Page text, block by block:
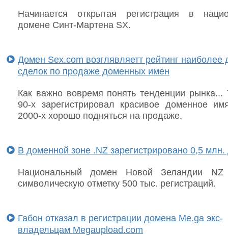
Начинается открытая регистрация в
домене Синт-Мартена SX.
Домен Sex.com возглявляетт рейтинг наиболее
сделок по продаже доменных имен
Как важно вовремя понять тенденции рынка...
90-х зарегистрировал красивое доменное
2000-х хорошо подняться на продаже.
В доменной зоне .NZ зарегистрировано 0,5
Национальный домен Новой Зеландии NZ
символическую отметку 500 тыс. регистраций.
Габон отказал в регистрации домена Me.ga экс-
владельцам Megaupload.com